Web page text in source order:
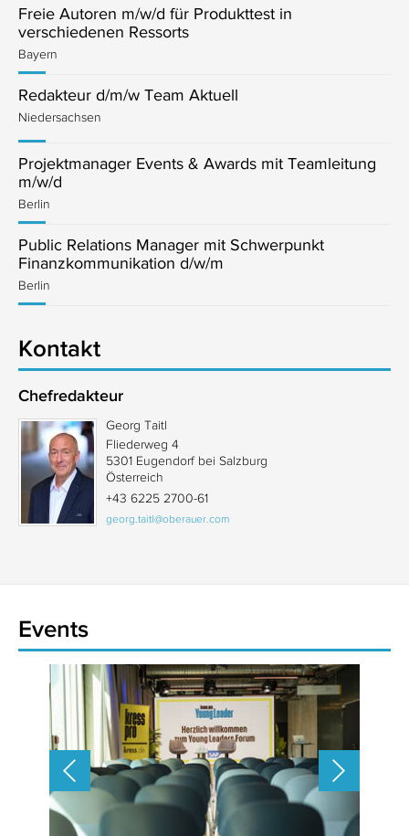
Freie Autoren m/w/d für Produkttest in
verschiedenen Ressorts
Bayern
Redakteur d/m/w Team Aktuell
Niedersachsen
Projektmanager Events & Awards mit Teamleitung
m/w/d
Berlin
Public Relations Manager mit Schwerpunkt
Finanzkommunikation d/w/m
Berlin
Kontakt
Chefredakteur
Georg Taitl
Fliederweg 4
5301 Eugendorf bei Salzburg
Österreich
+43 6225 2700-61
georg.taitl@oberauer.com
Events